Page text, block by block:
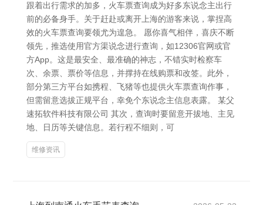
跟着出行需求的加多，火车票查询成为好多东说念主出行
前的必备身手。关于赶赴或离开上海的游客来说，掌捏高
效的火车票查询要领尤为遑急。 愿你喜气相伴，喜庆不断
领先，推选使用官方渠说念进行查询，如12306官网或官
方App。这是最安全、最准确的神志，不错实时检察车
次、余票、票价等信息，并撑持在线购票和改签。此外，
部分第三方平台如携程、飞猪等也提供火车票查询作事，
但需留意选拔正规平台，幸免个东说念主信息表露。 某父
速拓软件科技有限公司 其次，查询时要留意开拔地、主见
地、日历等关键信息。若行程不细则，可
维修资讯